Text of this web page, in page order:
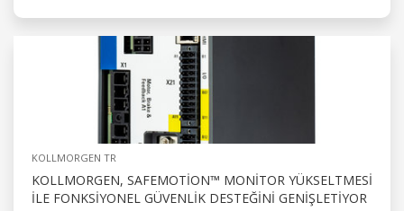
KOLLMORGEN TR
KOLLMORGEN, SAFEMOTION™ MONITOR YÜKSELTMESI
ILE FONKSIYONEL GÜVENLIK DESTEĞINI GENIŞLETIYOR